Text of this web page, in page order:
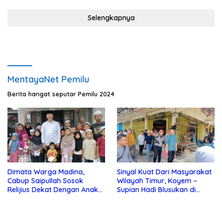
Selengkapnya
MentayaNet Pemilu
Berita hangat seputar Pemilu 2024
Dimata Warga Madina,
Cabup Saipullah Sosok
Relijius Dekat Dengan Anak
Sinyal Kuat Dari Masyarakat
Wilayah Timur, Koyem –
Supian Hadi Blusukan di